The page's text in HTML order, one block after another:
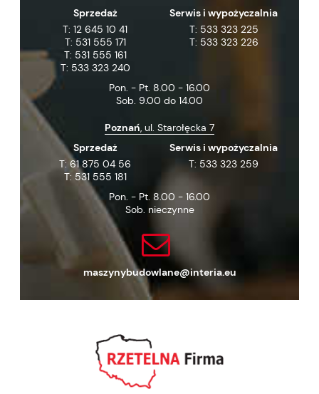
Sprzedaż
T:12 645 10 41
T: 531 555 171
T: 531 555 161
T: 533 323 240
Serwis i wypożyczalnia
T: 533 323 225
T: 533 323 226
Pon. - Pt. 8.00 - 16.00
Sob. 9.00 do 14.00
Poznań, ul. Starołęcka 7
Sprzedaż
T:61 875 04 56
T: 531 555 181
Serwis i wypożyczalnia
T: 533 323 259
Pon. - Pt. 8.00 - 16.00
Sob. nieczynne
maszynybudowlane@interia.eu